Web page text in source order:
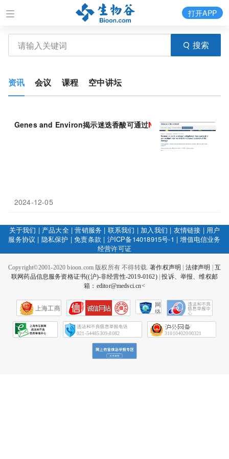
搜索
打开APP
资讯 会议 课程 空中讲坛
Genes and Environ揭示迷迭香酸可通过NADH介导的氧化应激
2024-12-05
关于我们 | 产品大全|营销服务 | 联系我们 | 加入我们 | 友情链接 | 用户
服务协议 | 隐私保护 |免责条款 | 沪ICP备14018915号-1 |增值电信业务
经营许可证
Copyright©2001-2020 bioon.com 版权所有 不得转载.著作权声明 法律声明
互
联网药品信息服务资格证书((沪)-非经营性-2019-0162)|投诉、举报、维权邮
箱：editor@medsci.cn<
上海工商
网
络
会
征
021-54485309-8082 31010402000321